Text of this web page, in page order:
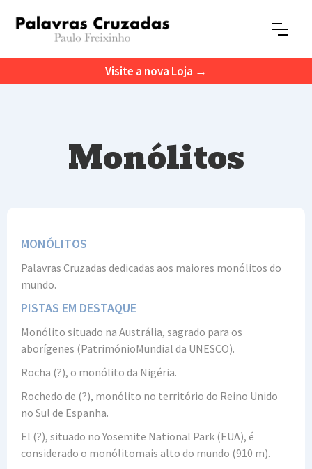
Visite a nova Loja →
Monólitos
MONÓLITOS
Palavras Cruzadas dedicadas aos maiores monólitos do
mundo.
PISTAS EM DESTAQUE
Monólito situado na Austrália, sagrado para os
aborígenes (PatrimónioMundial da UNESCO).
Rocha (?), o monólito da Nigéria.
Rochedo de (?), monólito no território do Reino Unido
no Sul de Espanha.
El (?), situado no Yosemite National Park (EUA), é
considerado o monólitomais alto do mundo (910 m).